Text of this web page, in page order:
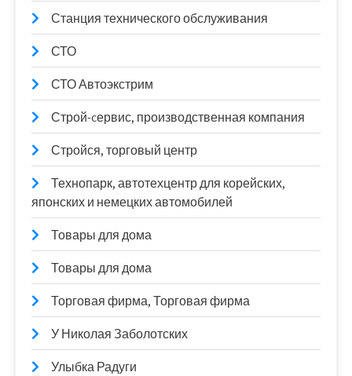
Станция технического обслуживания
СТО
СТО Автоэкстрим
Строй-cервис, производственная компания
Стройся, торговый центр
Технопарк, автотехцентр для корейских,
японских и немецких автомобилей
Товары для дома
Товары для дома
Торговая фирма, Торговая фирма
У Николая Заболотских
Улыбка Радуги